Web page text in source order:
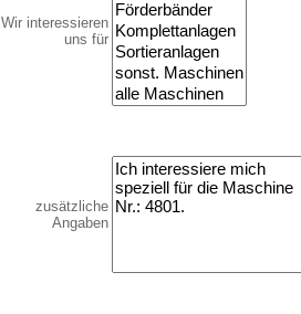
Wir interessieren
uns für
zusätzliche
Angaben